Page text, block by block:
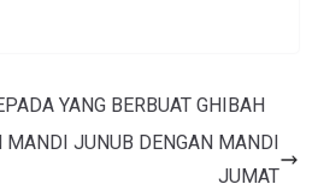
YANG BERBUAT GHIBAH
MANDI JUNUB DENGAN MANDI
JUMAT